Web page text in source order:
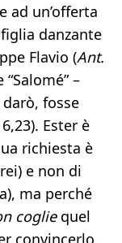
ad un’offerta
danzante
Flavio (Ant.
–
fosse
Ester è
richiesta è
e non di
ma perché
cogliequel
convincerlo.